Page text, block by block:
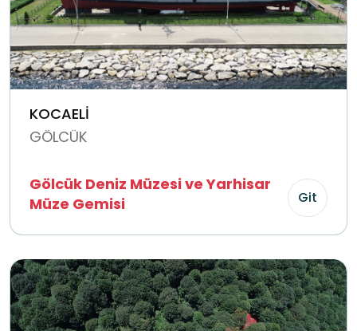
KOCAELİ
GÖLCÜK
Gölcük Deniz Müzesi ve Yarhisar
Müze Gemisi
Git